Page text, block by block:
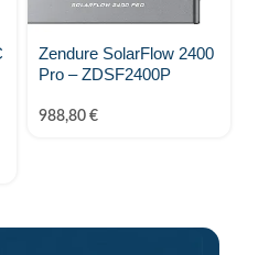
Zendure SolarFlow 2400
Pro – ZDSF2400P
988,80 €